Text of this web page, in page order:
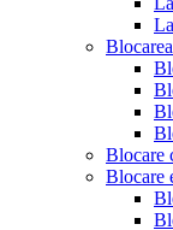
Blocare
Blocare